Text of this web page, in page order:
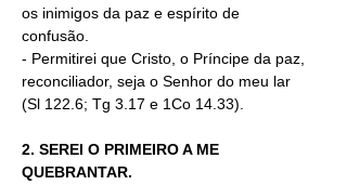
os inimigos da paz e espírito de
confusão.
- Permitirei que Cristo, o Príncipe da paz,
reconciliador, seja o Senhor do meu lar
(Sl 122.6; Tg 3.17 e 1Co 14.33).
2. SEREI O PRIMEIRO A ME
QUEBRANTAR.